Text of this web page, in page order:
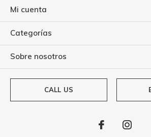
Mi cuenta
Categorías
Sobre nosotros
CALL US